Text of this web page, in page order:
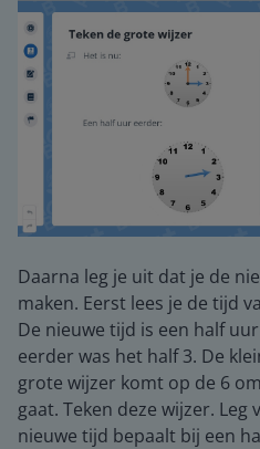
Daarna leg je uit dat je de
maken. Eerst lees je de tijd
De nieuwe tijd is een half
eerder was het half 3. De
grote wijzer komt op de 6
gaat. Teken deze wijzer.
nieuwe tijd bepaalt bij een